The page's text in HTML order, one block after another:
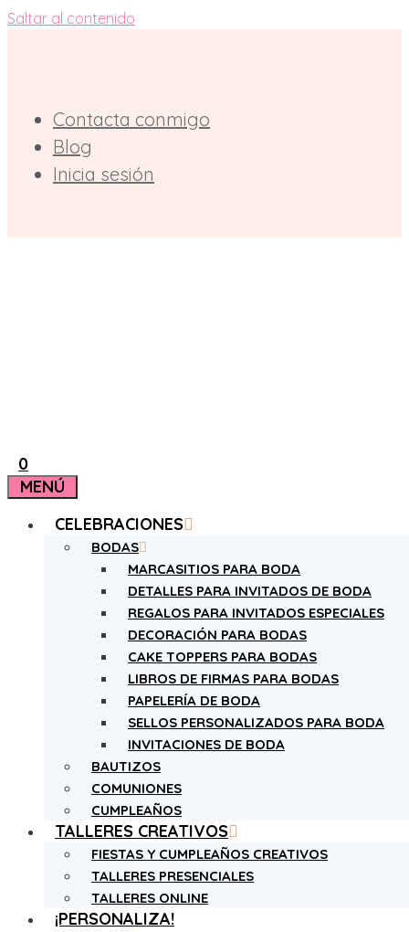
Saltar al contenido
Contacta conmigo
Blog
Inicia sesión
0
MENÚ
CELEBRACIONES
BODAS
MARCASITIOS PARA BODA
DETALLES PARA INVITADOS DE BODA
REGALOS PARA INVITADOS ESPECIALES
DECORACIÓN PARA BODAS
CAKE TOPPERS PARA BODAS
LIBROS DE FIRMAS PARA BODAS
PAPELERÍA DE BODA
SELLOS PERSONALIZADOS PARA BODA
INVITACIONES DE BODA
BAUTIZOS
COMUNIONES
CUMPLEAÑOS
TALLERES CREATIVOS
FIESTAS Y CUMPLEAÑOS CREATIVOS
TALLERES PRESENCIALES
TALLERES ONLINE
¡PERSONALIZA!